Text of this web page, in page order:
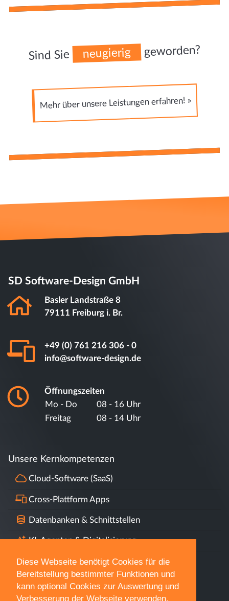
Diese Webseite benötigt Cookies für die
Bereitstellung bestimmter Funktionen und
kann optional Cookies zur Auswertung und
Verbesserung der Webseite verwenden.
Sind Sie neugierig geworden?
Mehr über unsere Leistungen erfahren! »
SD Software-Design GmbH
Basler Landstraße 8
79111 Freiburg i. Br.
+49 (0) 761 216 306 - 0
info@software-design.de
Öffnungszeiten
Mo - Do
08 - 16 Uhr
Freitag
08 - 14 Uhr
Unsere Kernkompetenzen
Cloud-Software (SaaS)
Cross-Plattform Apps
Datenbanken & Schnittstellen
KI, Agenten & Digitalisierung
Datenschutz & DSGVO